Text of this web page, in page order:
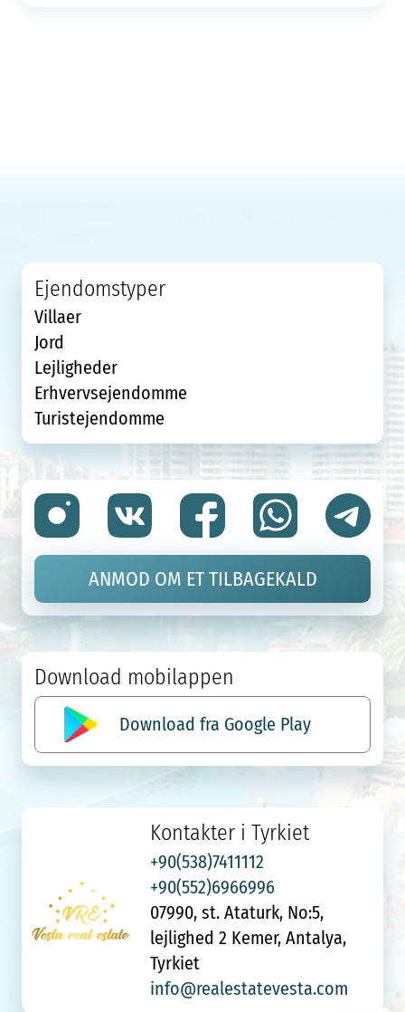
Kontakter i Tyrkiet
+90(538)7411112
+90(552)6966996
07990, st. Ataturk, No:5,
lejlighed 2 Kemer, Antalya,
Tyrkiet
info@realestatevesta.com
Download mobilappen
Download fra Google Play
Ejendomstyper
Villaer
Jord
Lejligheder
Erhvervsejendomme
Turistejendomme
ANMOD OM ET TILBAGEKALD